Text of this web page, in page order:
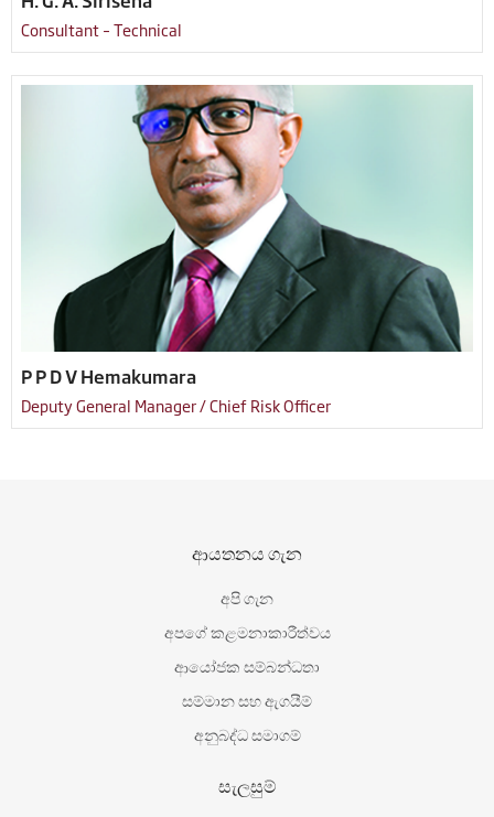
Consultant – Technical
P P D V Hemakumara
Deputy General Manager / Chief Risk Officer
ආයතනය ගැන
අපි ගැන
අපගේ කළමනාකාරීත්වය
ආයෝජක සම්බන්ධතා
සම්මාන සහ ඇගයීම්
අනුබද්ධ සමාගම්
සැලසුම්